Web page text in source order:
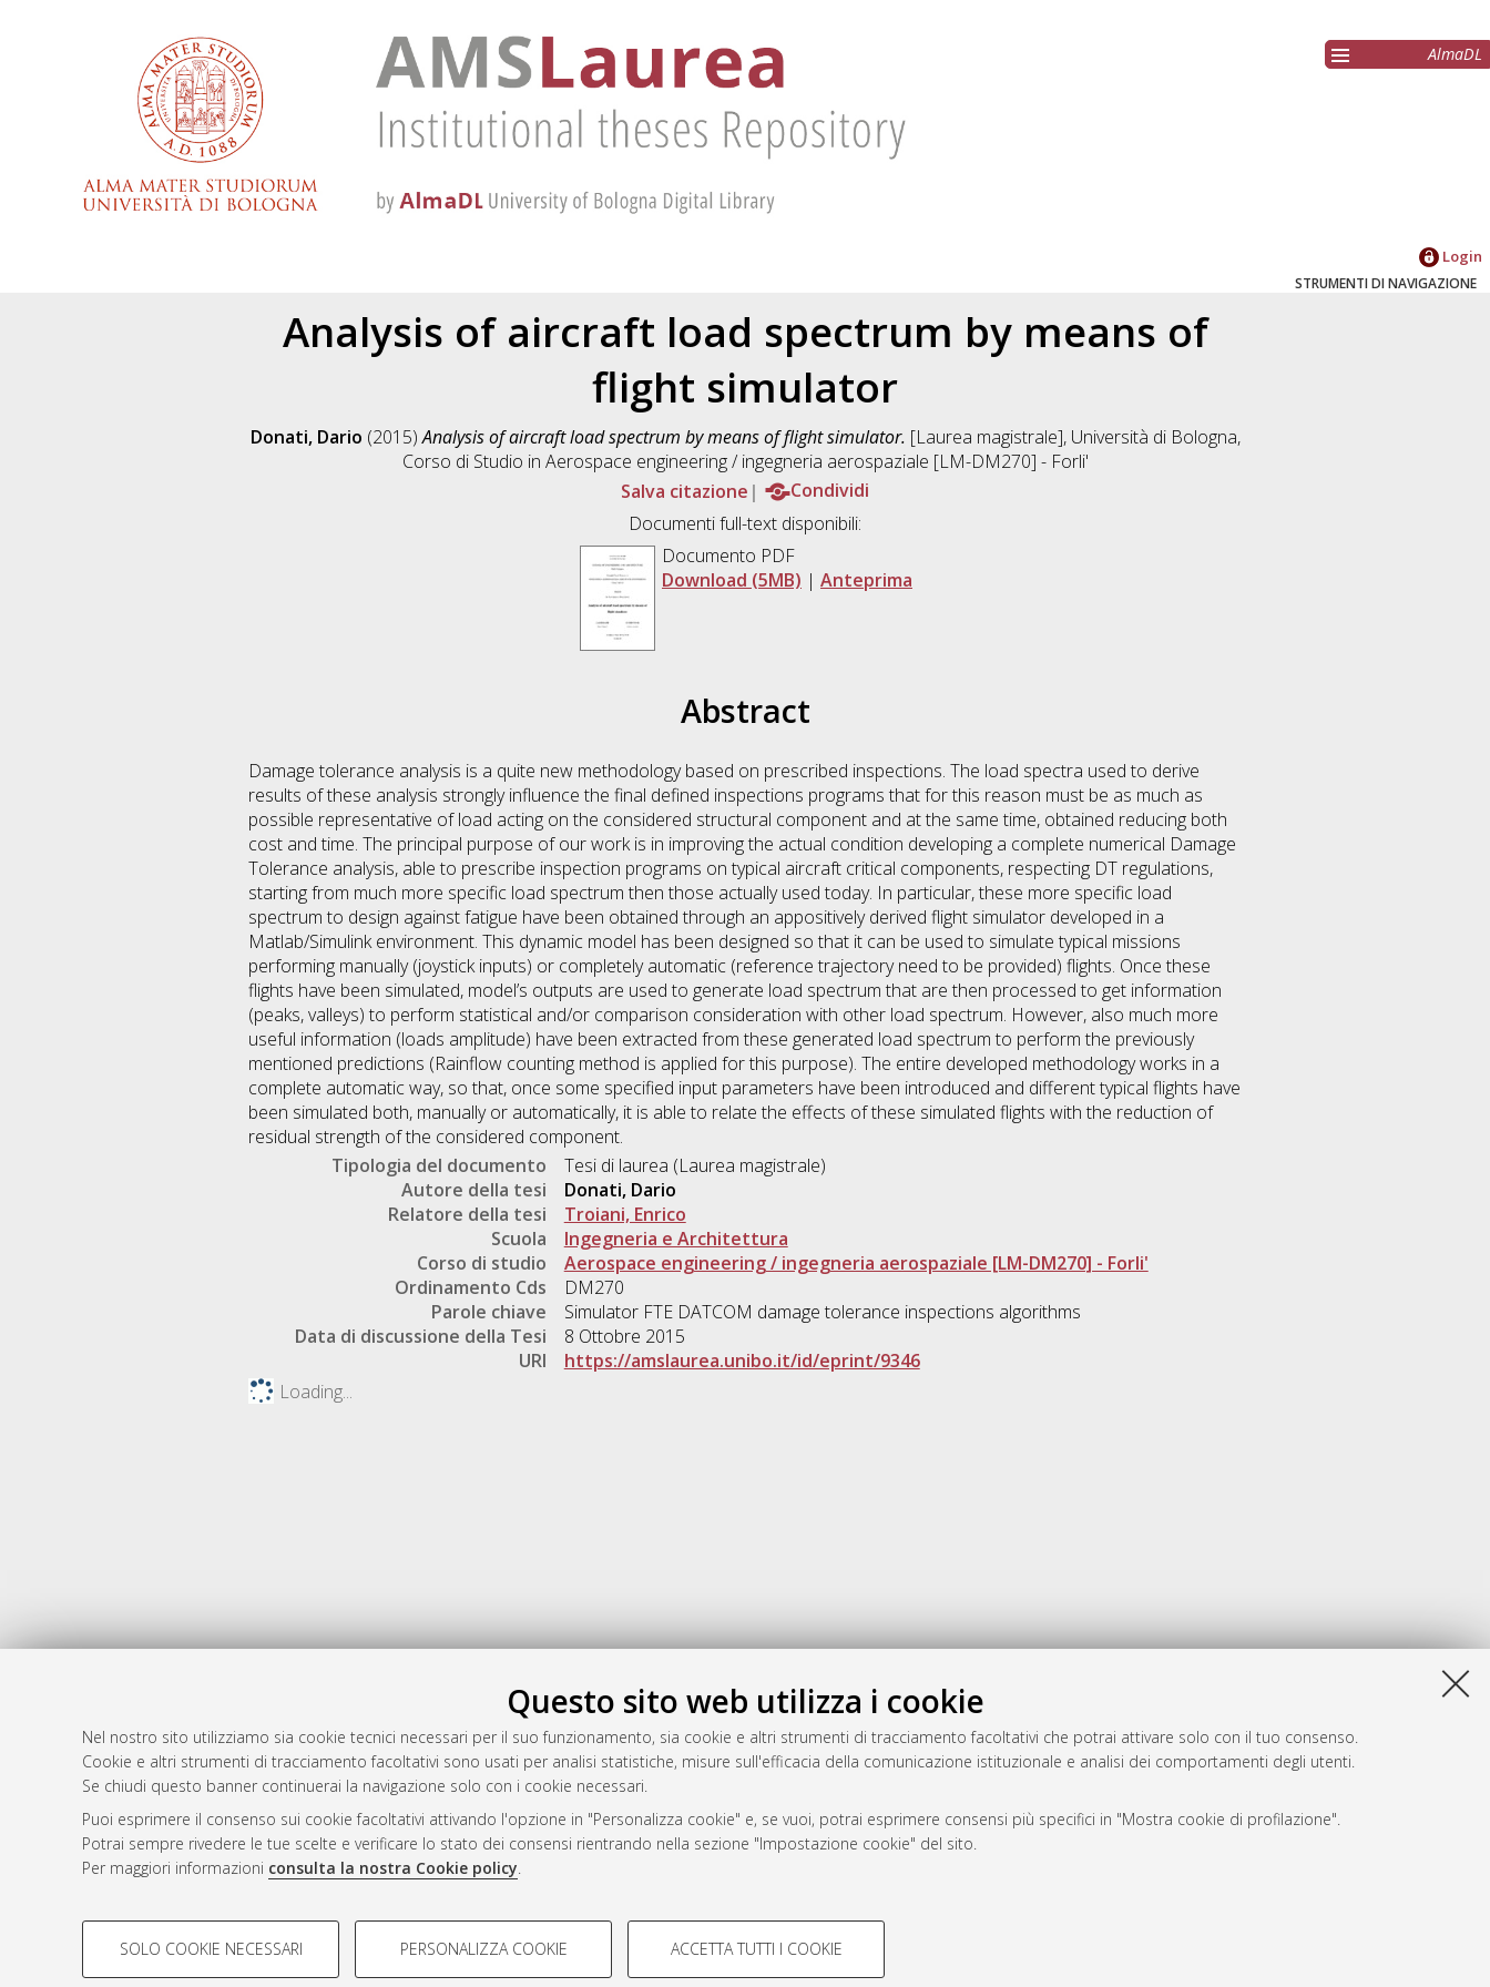
Questo sito web utilizza i cookie
Nel nostro sito utilizziamo sia cookie tecnici necessari per il suo funzionamento, sia cookie e altri strumenti di tracciamento facoltativi che potrai attivare solo con il tuo consenso.
Cookie e altri strumenti di tracciamento facoltativi sono usati per analisi statistiche, misure sull'efficacia della comunicazione istituzionale e analisi dei comportamenti degli utenti.
Se chiudi questo banner continuerai la navigazione solo con i cookie necessari.
Puoi esprimere il consenso sui cookie facoltativi attivando l'opzione in "Personalizza cookie" e, se vuoi, potrai esprimere consensi più specifici in "Mostra cookie di profilazione".
Potrai sempre rivedere le tue scelte e verificare lo stato dei consensi rientrando nella sezione "Impostazione cookie" del sito.
Per maggiori informazioni consulta la nostra Cookie policy.
COOKIE DI PROFILAZIONE - FACOLTATIVI COOKIE TECNICI - NECESSARI
SOLO COOKIE NECESSARI PERSONALIZZA COOKIE ACCETTA TUTTI I COOKIE
AlmaDL
Login
STRUMENTI DI NAVIGAZIONE
Analysis of aircraft load spectrum by means of
flight simulator
Donati, Dario (2015)Analysis of aircraft load spectrum by means of flight simulator. [Laurea magistrale], Università di Bologna,
Corso di Studio in Aerospace engineering / ingegneria aerospaziale [LM-DM270] - Forli'
Salva citazione
Condividi
Documenti full-text disponibili:
Documento PDF
Download (5MB) | Anteprima
Abstract
Damage tolerance analysis is a quite new methodology based on prescribed inspections. The load spectra used to derive
results of these analysis strongly influence the final defined inspections programs that for this reason must be as much as
possible representative of load acting on the considered structural component and at the same time, obtained reducing both
cost and time. The principal purpose of our work is in improving the actual condition developing a complete numerical Damage
Tolerance analysis, able to prescribe inspection programs on typical aircraft critical components, respecting DT regulations,
starting from much more specific load spectrum then those actually used today. In particular, these more specific load
spectrum to design against fatigue have been obtained through an appositively derived flight simulator developed in a
Matlab/Simulink environment. This dynamic model has been designed so that it can be used to simulate typical missions
performing manually (joystick inputs) or completely automatic (reference trajectory need to be provided) flights. Once these
flights have been simulated, model’s outputs are used to generate load spectrum that are then processed to get information
(peaks, valleys) to perform statistical and/or comparison consideration with other load spectrum. However, also much more
useful information (loads amplitude) have been extracted from these generated load spectrum to perform the previously
mentioned predictions (Rainflow counting method is applied for this purpose). The entire developed methodology works in a
complete automatic way, so that, once some specified input parameters have been introduced and different typical flights have
been simulated both, manually or automatically, it is able to relate the effects of these simulated flights with the reduction of
residual strength of the considered component.
Tipologia del documento
Tesi di laurea (Laurea magistrale)
Autore della tesi
Donati, Dario
Relatore della tesi
Troiani, Enrico
Scuola
Ingegneria e Architettura
Corso di studio
Aerospace engineering / ingegneria aerospaziale [LM-DM270] - Forli'
Ordinamento Cds
DM270
Parole chiave
Simulator FTE DATCOM damage tolerance inspections algorithms
Data di discussione della Tesi
8 Ottobre 2015
URI
https://amslaurea.unibo.it/id/eprint/9346
Loading...
Gestione del documento:
Atom
Rss 1.0
Rss 2.0
AMS Laurea
Servizio implementato e gestito da
Impostazioni Cookie
Informativa sulla privacy
Condizioni d’uso del sito